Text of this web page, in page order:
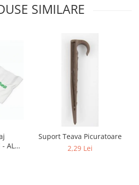
SIMILARE
ALB -
Suport Teava Picuratoare
2,29 Lei